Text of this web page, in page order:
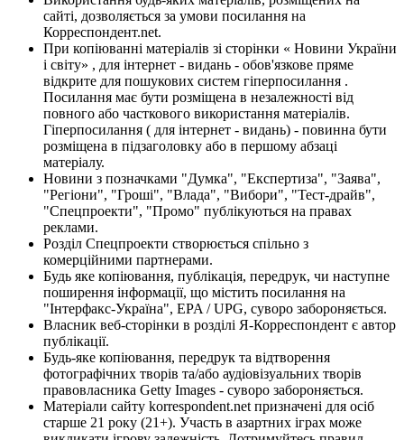
сайті, дозволяється за умови посилання на
Корреспондент.net.
При копіюванні матеріалів зі сторінки « Новини України
і світу» , для інтернет - видань - обов'язкове пряме
відкрите для пошукових систем гіперпосилання .
Посилання має бути розміщена в незалежності від
повного або часткового використання матеріалів.
Гіперпосилання ( для інтернет - видань) - повинна бути
розміщена в підзаголовку або в першому абзаці
матеріалу.
Новини з позначками "Думка", "Експертиза", "Заява",
"Регіони", "Гроші", "Влада", "Вибори", "Тест-драйв",
"Спецпроекти", "Промо" публікуються на правах
реклами.
Розділ Спецпроекти створюється спільно з
комерційними партнерами.
Будь яке копіювання, публікація, передрук, чи наступне
поширення інформації, що містить посилання на
"Інтерфакс-Україна", EPA / UPG, суворо забороняється.
Власник веб-сторінки в розділі Я-Корреспондент є автор
публікації.
Будь-яке копіювання, передрук та відтворення
фотографічних творів та/або аудіовізуальних творів
правовласника Getty Images - суворо забороняється.
Матеріали сайту korrespondent.net призначені для осіб
старше 21 року (21+). Участь в азартних іграх може